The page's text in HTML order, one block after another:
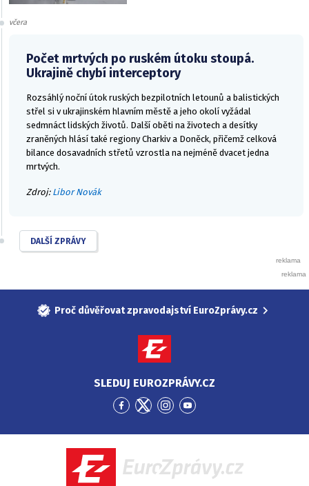
včera
Počet mrtvých po ruském útoku stoupá.
Ukrajině chybí interceptory
Rozsáhlý noční útok ruských bezpilotních letounů a balistických
střel si v ukrajinském hlavním městě a jeho okolí vyžádal
sedmnáct lidských životů. Další oběti na životech a desítky
zraněných hlásí také regiony Charkiv a Doněck, přičemž celková
bilance dosavadních střetů vzrostla na nejméně dvacet jedna
mrtvých.
Zdroj: Libor Novák
DALŠÍ ZPRÁVY
Proč důvěřovat zpravodajství EuroZprávy.cz
SLEDUJ EUROZPRÁVY.CZ
Přejít
Facebook
Přejít
Twitter
Přejít
Instagram
Přejít
YouTube
EuroZprávy.cz